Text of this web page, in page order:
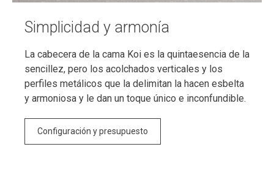
Simplicidad y armonía
La cabecera de la cama Koi es la quintaesencia de la
sencillez, pero los acolchados verticales y los
perfiles metálicos que la delimitan la hacen esbelta
y armoniosa y le dan un toque único e inconfundible.
Configuración y presupuesto